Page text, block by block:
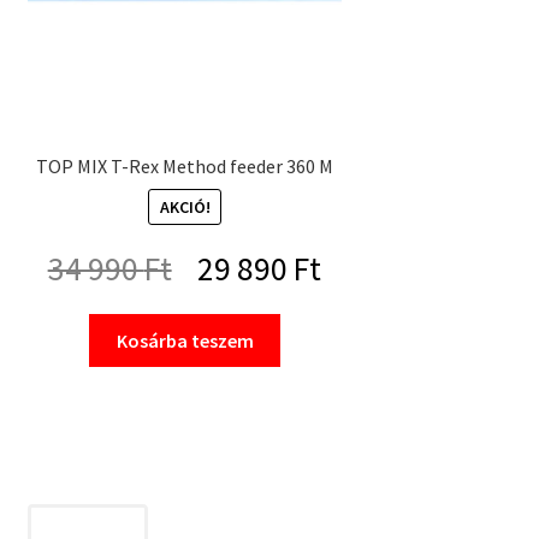
TOP MIX T-Rex Method feeder 360 M
AKCIÓ!
34 990Ft
Original
price
was:
29 890 Ft
Kosárba teszem